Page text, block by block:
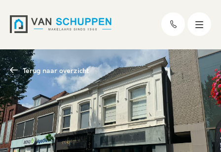
Terug naar overzicht